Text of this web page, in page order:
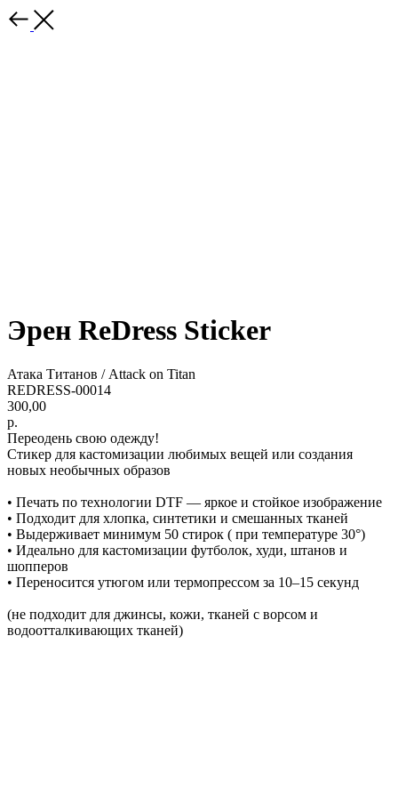
Эрен ReDress Sticker
Атака Титанов / Attack on Titan
REDRESS-00014
300,00
р.
Переодень свою одежду!
Стикер для кастомизации любимых вещей или создания
новых необычных образов
• Печать по технологии DTF — яркое и стойкое изображение
• Подходит для хлопка, синтетики и смешанных тканей
• Выдерживает минимум 50 стирок ( при температуре 30°)
• Идеально для кастомизации футболок, худи, штанов и
шопперов
• Переносится утюгом или термопрессом за 10–15 секунд
(не подходит для джинсы, кожи, тканей с ворсом и
водоотталкивающих тканей)